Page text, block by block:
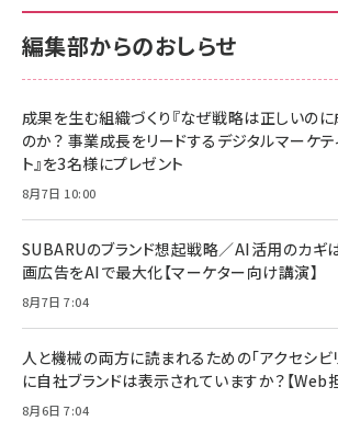
￥880
anan(アンアン)2026/06/24
スペシャルエディション[王道
￥1,100
anan(アンアン)2026/07/08
￥880
ママ投資家が育休中に１億貯め
組織の成果を最大化する ルー
￥1,980
サポート正規品 メーカー保証
NIMASO ガラスフィルム
すい ガイド枠付き い
2枚セット DSP25F1698
￥1,599
￥6,980
全ワイヤレスイヤホン/アクティ
技術基準適合】ブラック
￥5,990
サポート正規品 メーカー保証
Amazon eギフトカード -
￥5,000
Anker PowerLine III Flow
Pro/Air 各種対応 (1.8m ミッド
￥1,890
サッポロ 生ビール 黒ラベル
ル ケース買い【6/30応募〆切!
編集部からのおしらせ
成果を生む組織づくり『なぜ戦略は正しいの
のか？ 事業成長をリードするデジタルマーケテ
ト』を3名様にプレゼント
8月7日 10:00
SUBARUのブランド想起戦略／AI活用のカギは
画広告をAIで最大化【マーケター向け講演】
8月7日 7:04
人と機械の両方に読まれるための「アクセシビ
に自社ブランドは表示されていますか？【Web
8月6日 7:04